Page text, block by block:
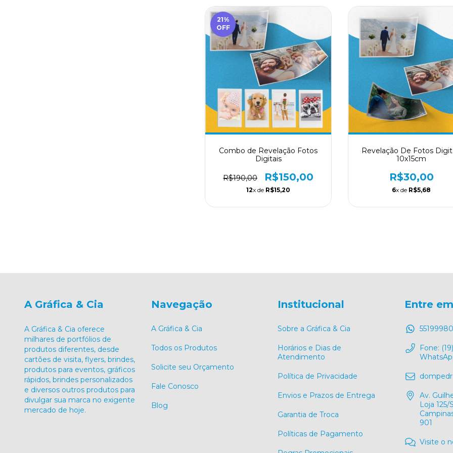
21%
OFF
Combo de Revelação Fotos
Digitais
R$190,00 R$150,00
12x de R$15,20
Revelação De Fotos
10x15cm
R$30,00
6x de R$5,68
A Gráfica & Cia
A Gráfica & Cia oferece
milhares de portfólios de
produtos diferentes, desde
cartões de visita, flyers, brindes,
produtos para eventos, gráficos
rápidos, brindes personalizados
e diversos outros produtos para
divulgar sua marca no exigente
mercado de hoje.
Navegação
A Gráfica & Cia
Todos os Produtos
Solicite seu Orçamento
Fale Conosco
Blog
Institucional
Sobre a Gráfica & Cia
Horários e Dias de
Atendimento
Política de Privacidade
Envios e Prazos de Entrega
Garantia de Troca
Políticas de Pagamento
Entre
Fone:
Av.
Loja
901
Visite o